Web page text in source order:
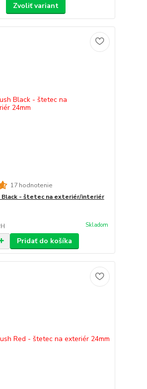
Zvoliť variant
17 hodnotenie
Black - štetec na exteriér/interiér
Skladom
Pridať do košíka